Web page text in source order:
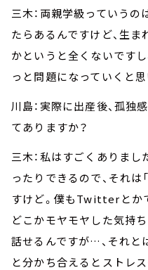
三木：両親学級っていうの
たらあるんですけど、生
かというと全くないですし
っと問題になっていくと思
川島：実際に出産後、孤独
てありますか？
三木：私はすごくありま
ったりできるので、それは
すけど。僕もTwitterとか
どこかモヤモヤした気持
話せるんですが…、それと
と分かち合えるとストレ